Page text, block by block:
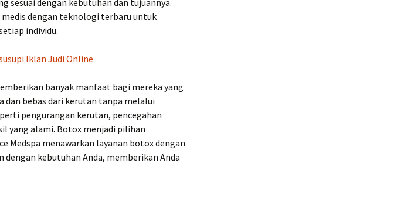
sesuai dengan kebutuhan dan tujuannya.
dengan teknologi terbaru untuk
individu.
Iklan Judi Online
banyak manfaat bagi mereka yang
dan bebas dari kerutan tanpa melalui
pengurangan kerutan, pencegahan
yang alami. Botox menjadi pilihan
Medspa menawarkan layanan botox dengan
kebutuhan Anda, memberikan Anda